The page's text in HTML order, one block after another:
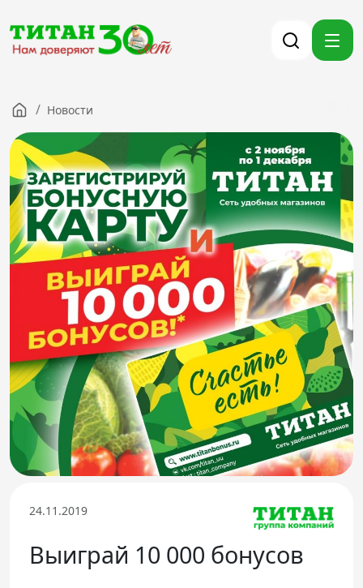
Компания
Партнерам
Тендеры
Вакансии
Новости
Контакты
Версия для слабовидящих
8 (3012) 411-099
Телефон доверия
/ Новости
24.11.2019
Выиграй 10 000 бонусов